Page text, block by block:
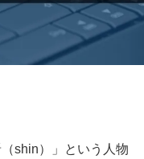
shin）」という人物